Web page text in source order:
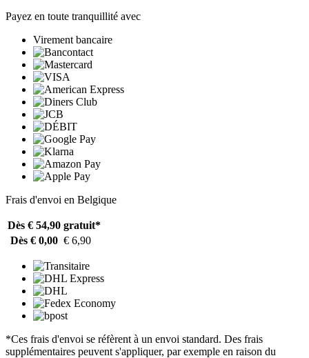
Payez en toute tranquillité avec
Virement bancaire
Frais d'envoi en Belgique
Dès € 54,90 gratuit*
Dès € 0,00 € 6,90
*Ces frais d'envoi se réfèrent à un envoi standard. Des frais
supplémentaires peuvent s'appliquer, par exemple en raison du